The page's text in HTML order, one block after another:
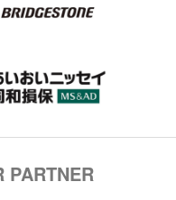
PARTNER